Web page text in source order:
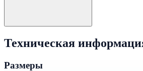
Техническая
Размеры